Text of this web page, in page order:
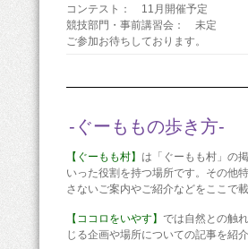
コンテスト： 11月開催予定
競技部門・事前講習会： 未定
ご参加お待ちしております。
-ぐーももの歩き方-
【ぐーもも村】 は「ぐーもも村」の
いった役割を持つ場所です。その他
さないご案内やご紹介などをここで載
【ココロをいやす】 では自然との触
じる企画や場所についての記事を紹介